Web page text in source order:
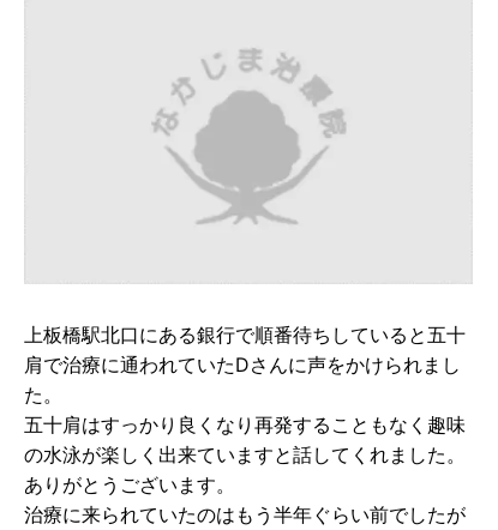
上板橋駅北口にある銀行で順番待ちしていると五十
肩で治療に通われていたDさんに声をかけられまし
た。
五十肩はすっかり良くなり再発することもなく趣味
の水泳が楽しく出来ていますと話してくれました。
ありがとうございます。
治療に来られていたのはもう半年ぐらい前でしたが